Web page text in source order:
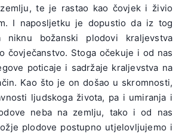
te je rastao kao čovjek i živio
I naposljetku je dopustio da iz tog
niknu božanski plodovi kraljevstva
čovječanstvo. Stoga očekuje i od nas
poticaje i sadržaje kraljevstva na
Kao što je on došao u skromnosti,
ljudskoga života, pa i umiranja i
neba na zemlju, tako i od nas
plodove postupno utjelovljujemo i